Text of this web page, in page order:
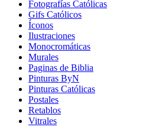
Fotografías Católicas
Gifs Católicos
Íconos
Ilustraciones
Monocromáticas
Murales
Paginas de Biblia
Pinturas ByN
Pinturas Católicas
Postales
Retablos
Vitrales